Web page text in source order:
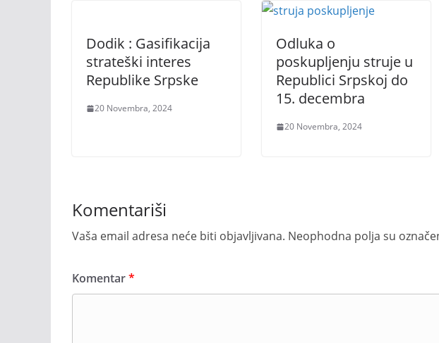
Dodik : Gasifikacija
strateški interes
Republike Srpske
20 Novembra, 2024
Odluka o
poskupljenju struje u
Republici Srpskoj do
15. decembra
20 Novembra, 2024
Komentariši
Vaša email adresa neće biti objavljivana. Neophodna polja su
Komentar*